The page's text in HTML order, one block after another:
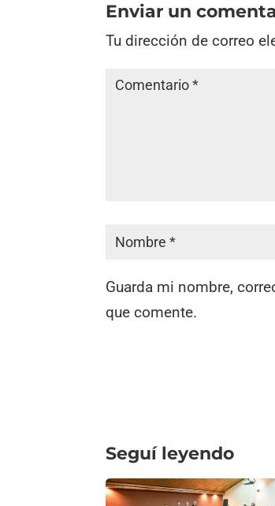
Enviar un
Tu dirección de correo
Guarda mi nombre,
que comente.
Seguí leyendo